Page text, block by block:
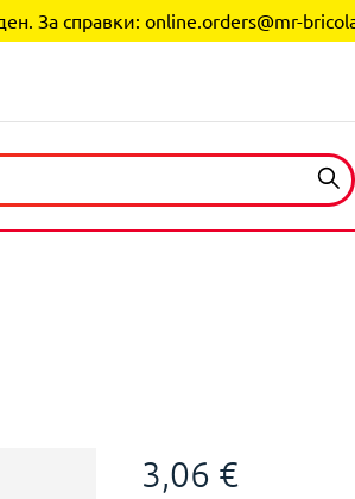
За справки: online.orders@mr-
3,06 €